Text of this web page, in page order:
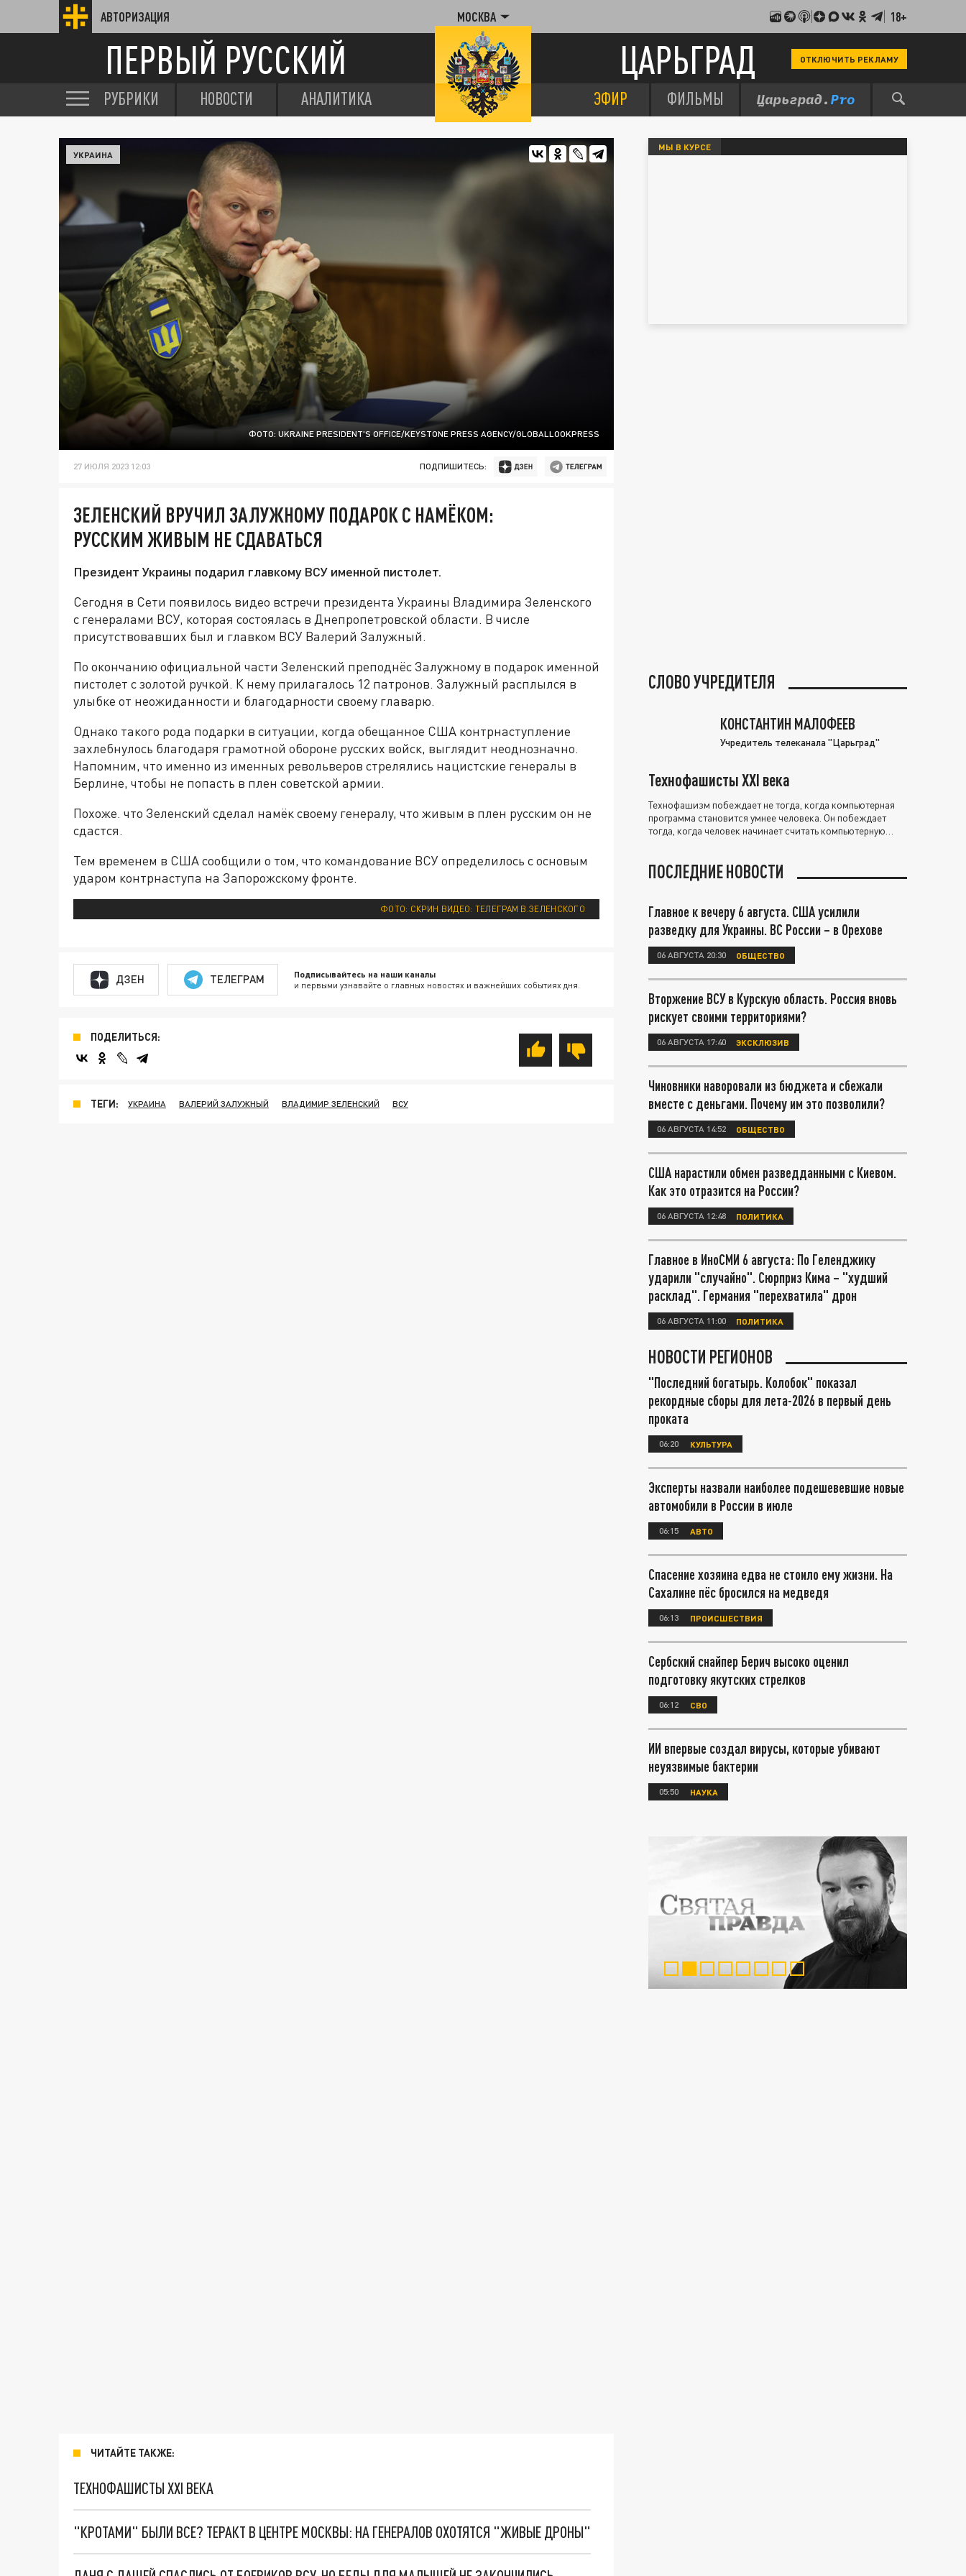
АВТОРИЗАЦИЯ МОСКВА 18+
ПЕРВЫЙ РУССКИЙ ЦАРЬГРАД ОТКЛЮЧИТЬ РЕКЛАМУ
РУБРИКИ НОВОСТИ АНАЛИТИКА ЭФИР ФИЛЬМЫ
ФОТО: UKRAINE PRESIDENT'S OFFICE/KEYSTONE PRESS AGENCY/GLOBALLOOKPRESS
УКРАИНА
27 ИЮЛЯ 2023 12:03 ПОДПИШИТЕСЬ:
ЗЕЛЕНСКИЙ ВРУЧИЛ ЗАЛУЖНОМУ ПОДАРОК С НАМЁКОМ:
РУССКИМ ЖИВЫМ НЕ СДАВАТЬСЯ
Президент Украины подарил главкому ВСУ именной пистолет.
Сегодня в Сети появилось видео встречи президента Украины Владимира Зеленского
с генералами ВСУ, которая состоялась в Днепропетровской области. В числе
присутствовавших был и главком ВСУ Валерий Залужный.
По окончанию официальной части Зеленский преподнёс Залужному в подарок именной
пистолет с золотой ручкой. К нему прилагалось 12 патронов. Залужный расплылся в
улыбке от неожиданности и благодарности своему главарю.
Однако такого рода подарки в ситуации, когда обещанное США контрнаступление
захлебнулось благодаря грамотной обороне русских войск, выглядит неоднозначно.
Напомним, что именно из именных револьверов стрелялись нацистские генералы в
Берлине, чтобы не попасть в плен советской армии.
Похоже. что Зеленский сделал намёк своему генералу, что живым в плен русским он не
сдастся.
Тем временем в США сообщили о том, что командование ВСУ определилось с основым
ударом контрнаступа на Запорожскому фронте.
ФОТО: СКРИН ВИДЕО: ТЕЛЕГРАМ В.ЗЕЛЕНСКОГО
ДЗЕН ТЕЛЕГРАМ Подписывайтесь на наши каналы
и первыми узнавайте о главных новостях и важнейших событиях дня.
ПОДЕЛИТЬСЯ:
ТЕГИ: УКРАИНА ВАЛЕРИЙ ЗАЛУЖНЫЙ ВЛАДИМИР ЗЕЛЕНСКИЙ ВСУ
ЧИТАЙТЕ ТАКЖЕ:
ТЕХНОФАШИСТЫ XXI ВЕКА
"КРОТАМИ" БЫЛИ ВСЕ? ТЕРАКТ В ЦЕНТРЕ МОСКВЫ: НА ГЕНЕРАЛОВ ОХОТЯТСЯ "ЖИВЫЕ ДРОНЫ"
МЫ В КУРСЕ
СЛОВО УЧРЕДИТЕЛЯ
КОНСТАНТИН МАЛОФЕЕВ
Учредитель телеканала "Царьград"
Технофашисты XXI века
Технофашизм побеждает не тогда, когда компьютерная
программа становится умнее человека. Он побеждает
тогда, когда человек начинает считать компьютерную
ПОСЛЕДНИЕ НОВОСТИ
Главное к вечеру 6 августа. США усилили
разведку для Украины. ВС России – в Орехове
06 АВГУСТА 20:30 ОБЩЕСТВО
Вторжение ВСУ в Курскую область. Россия вновь
рискует своими территориями?
06 АВГУСТА 17:40 ЭКСКЛЮЗИВ
Чиновники наворовали из бюджета и сбежали
вместе с деньгами. Почему им это позволили?
06 АВГУСТА 14:52 ОБЩЕСТВО
США нарастили обмен разведданными с Киевом.
Как это отразится на России?
06 АВГУСТА 12:48 ПОЛИТИКА
Главное в ИноСМИ 6 августа: По Геленджику
ударили "случайно". Сюрприз Кима – "худший
расклад". Германия "перехватила" дрон
06 АВГУСТА 11:00 ПОЛИТИКА
НОВОСТИ РЕГИОНОВ
"Последний богатырь. Колобок" показал
рекордные сборы для лета-2026 в первый день
проката
06:20 КУЛЬТУРА
Эксперты назвали наиболее подешевевшие новые
автомобили в России в июле
06:15 АВТО
Спасение хозяина едва не стоило ему жизни. На
Сахалине пёс бросился на медведя
06:13 ПРОИСШЕСТВИЯ
Сербский снайпер Берич высоко оценил
подготовку якутских стрелков
06:12 СВО
ИИ впервые создал вирусы, которые убивают
неуязвимые бактерии
05:50 НАУКА